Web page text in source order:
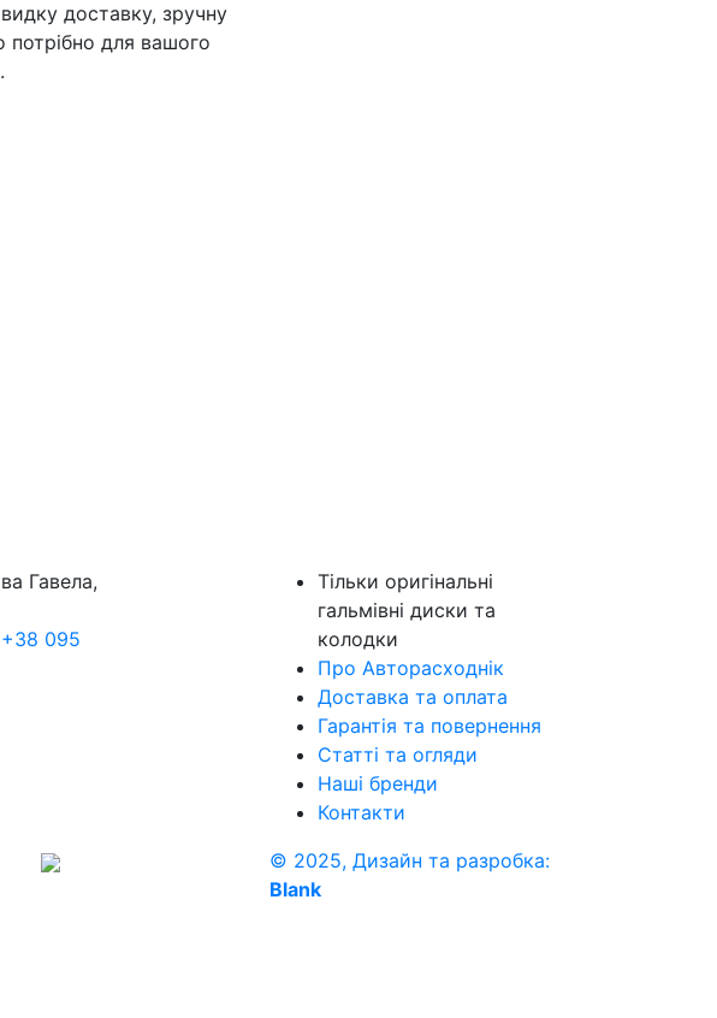
доставку, зручну
потрібно для вашого
Гавела,
+38 095
Тільки оригінальні
гальмівні диски та
колодки
Про Авторасходнік
Доставка та оплата
Гарантія та повернення
Статті та огляди
Наші бренди
Контакти
© 2025, Дизайн та разробка:
Blank